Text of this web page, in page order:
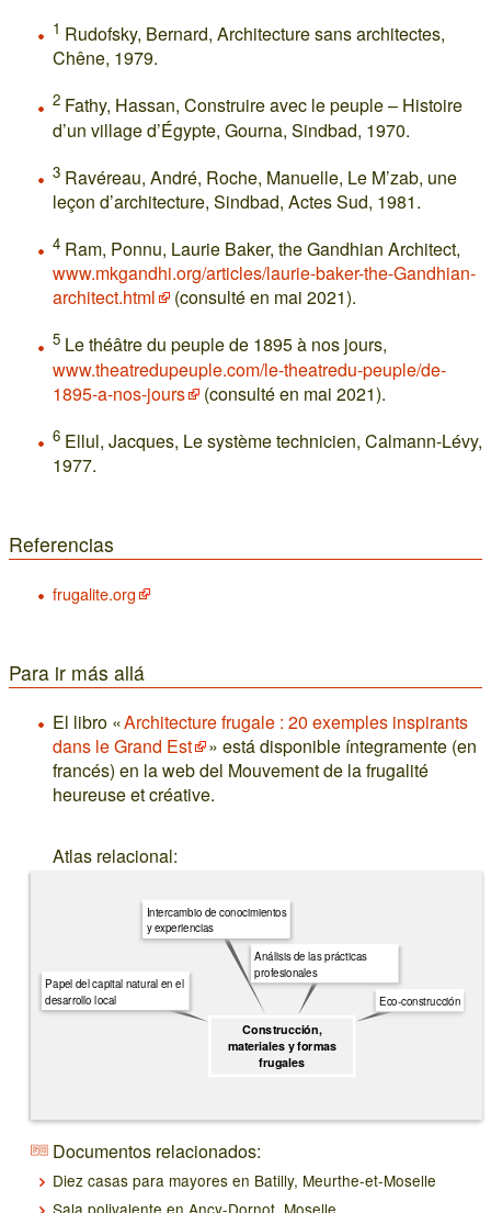
1 Rudofsky, Bernard, Architecture sans architectes,
Chêne, 1979.
2 Fathy, Hassan, Construire avec le peuple – Histoire
d’un village d’Égypte, Gourna, Sindbad, 1970.
3 Ravéreau, André, Roche, Manuelle, Le M’zab, une
leçon d’architecture, Sindbad, Actes Sud, 1981.
4 Ram, Ponnu, Laurie Baker, the Gandhian Architect,
www.mkgandhi.org/articles/laurie-baker-the-Gandhian-
architect.html
(consulté en mai 2021).
5 Le théâtre du peuple de 1895 à nos jours,
www.theatredupeuple.com/le-theatredu-peuple/de-
1895-a-nos-jours
(consulté en mai 2021).
6 Ellul, Jacques, Le système technicien, Calmann-Lévy,
1977.
Referencias
frugalite.org
Para ir más allá
El libro «Architecture frugale : 20 exemples inspirants
dans le Grand Est
» está disponible íntegramente (en
francés) en la web del Mouvement de la frugalité
heureuse et créative.
Atlas relacional:
Construcción,
materiales y formas
frugales
Eco-construcción
Análisis de las prácticas
profesionales
Intercambio de conocimientos
y experiencias
Papel del capital natural en el
desarrollo local
Documentos relacionados:
Diez casas para mayores en Batilly, Meurthe-et-Moselle